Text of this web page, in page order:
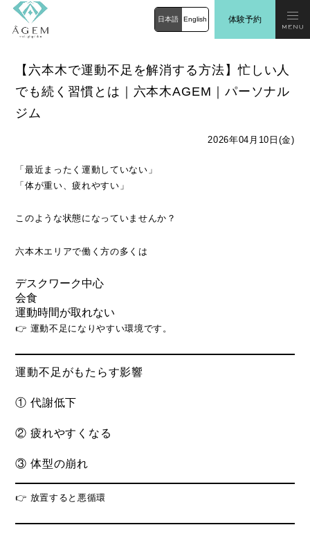
日本語 English 体験予約
【六本木で運動不足を解消する方法】忙しい人
でも続く習慣とは｜六本木AGEM｜パーソナル
ジム
2026年04月10日(金)
「最近まったく運動していない」
「体が重い、疲れやすい」
このような状態になっていませんか？
六本木エリアで働く方の多くは
デスクワーク中心
会食
運動時間が取れない
👉 運動不足になりやすい環境です。
運動不足がもたらす影響
① 代謝低下
② 疲れやすくなる
③ 体型の崩れ
👉 放置すると悪循環